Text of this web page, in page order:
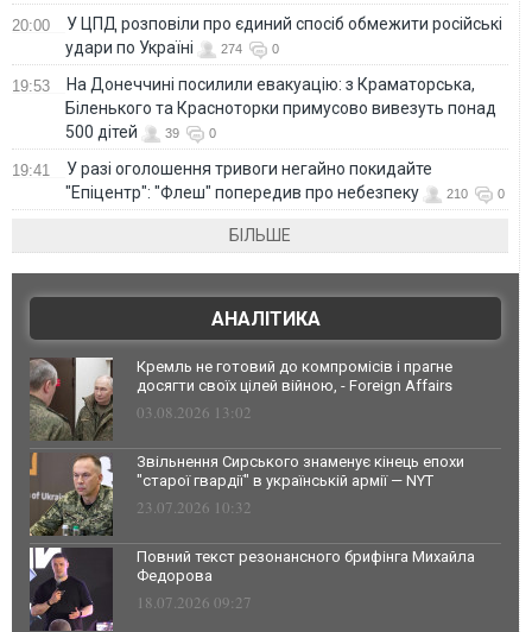
20:00
У ЦПД розповіли про єдиний спосіб обмежити російські
удари по Україні
274 0
19:53
На Донеччині посилили евакуацію: з Краматорська,
Біленького та Красноторки примусово вивезуть понад
500 дітей
39 0
19:41
У разі оголошення тривоги негайно покидайте
"Епіцентр": "Флеш" попередив про небезпеку
210 0
БІЛЬШЕ
АНАЛІТИКА
Кремль не готовий до компромісів і прагне
досягти своїх цілей війною, - Foreign Affairs
03.08.2026 13:02
Звільнення Сирського знаменує кінець епохи
"старої гвардії" в українській армії — NYT
23.07.2026 10:32
Повний текст резонансного брифінга Михайла
Федорова
18.07.2026 09:27